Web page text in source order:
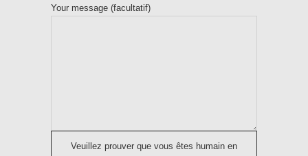
Your message (facultatif)
Veuillez prouver que vous êtes humain en